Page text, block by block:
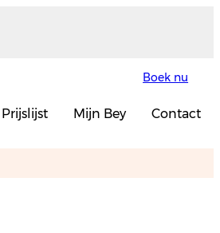
Boek nu
Prijslijst Mijn Bey Contact